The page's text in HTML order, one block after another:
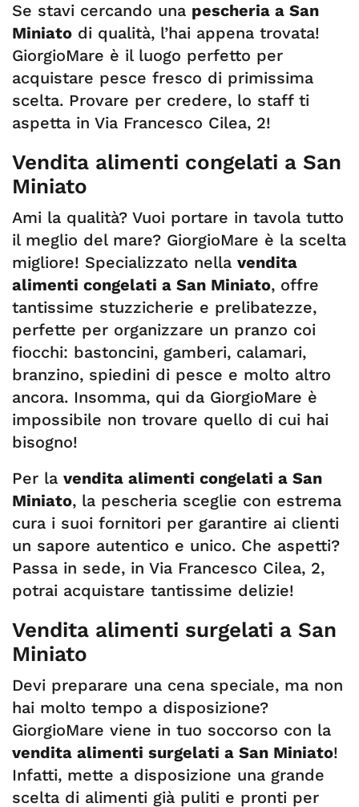
Se stavi cercando una pescheria a San
Miniato di qualità, l’hai appena trovata!
GiorgioMare è il luogo perfetto per
acquistare pesce fresco di primissima
scelta. Provare per credere, lo staff ti
aspetta in Via Francesco Cilea, 2!
Vendita alimenti congelati a San
Miniato
Ami la qualità? Vuoi portare in tavola tutto
il meglio del mare? GiorgioMare è la scelta
migliore! Specializzato nella vendita
alimenti congelati a San Miniato, offre
tantissime stuzzicherie e prelibatezze,
perfette per organizzare un pranzo coi
fiocchi: bastoncini, gamberi, calamari,
branzino, spiedini di pesce e molto altro
ancora. Insomma, qui da GiorgioMare è
impossibile non trovare quello di cui hai
bisogno!
Per la vendita alimenti congelati a San
Miniato, la pescheria sceglie con estrema
cura i suoi fornitori per garantire ai clienti
un sapore autentico e unico. Che aspetti?
Passa in sede, in Via Francesco Cilea, 2,
potrai acquistare tantissime delizie!
Vendita alimenti surgelati a San
Miniato
Devi preparare una cena speciale, ma non
hai molto tempo a disposizione?
GiorgioMare viene in tuo soccorso con la
vendita alimenti surgelati a San Miniato!
Infatti, mette a disposizione una grande
scelta di alimenti già puliti e pronti per